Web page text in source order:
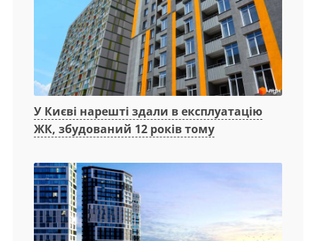
У Києві нарешті здали в експлуатацію
ЖК, збудований 12 років тому